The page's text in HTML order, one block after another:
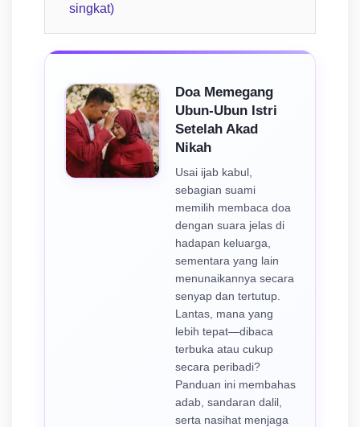
singkat)
Doa Memegang
Ubun-Ubun Istri
Setelah Akad
Nikah
Usai ijab kabul,
sebagian suami
memilih membaca doa
dengan suara jelas di
hadapan keluarga,
sementara yang lain
menunaikannya secara
senyap dan tertutup.
Lantas, mana yang
lebih tepat—dibaca
terbuka atau cukup
secara peribadi?
Panduan ini membahas
adab, sandaran dalil,
serta nasihat menjaga